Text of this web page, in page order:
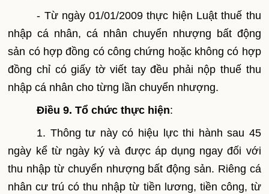
- Từ ngày 01/01/2009 thực hiện Luật thuế thu
nhập cá nhân, cá nhân chuyển nhượng bất động
sản có hợp đồng có công chứng hoặc không có hợp
đồng chỉ có giấy tờ viết tay đều phải nộp thuế thu
nhập cá nhân cho từng lần chuyển nhượng.
Điều 9. Tổ chức thực hiện:
1. Thông tư này có hiệu lực thi hành sau 45
ngày kể từ ngày ký và được áp dụng ngay đối với
thu nhập từ chuyển nhượng bất động sản. Riêng cá
nhân cư trú có thu nhập từ tiền lương, tiền công, từ